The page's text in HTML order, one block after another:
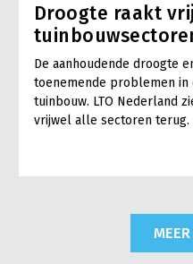
Droogte raakt
De aanhoudende droogte
toenemende problemen
tuinbouw. LTO Nederland
vrijwel alle sectoren terug.